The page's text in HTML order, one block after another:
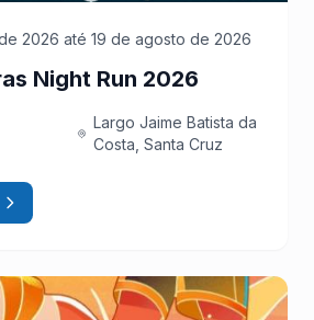
2026 até 19 de agosto de 2026
Night Run 2026
Largo Jaime Batista da
Costa, Santa Cruz